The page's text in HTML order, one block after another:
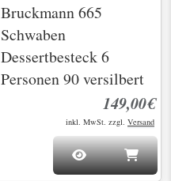
Bruckmann 665
Schwaben
Dessertbesteck 6
Personen 90 versilbert
149,00€
inkl. MwSt. zzgl. Versand